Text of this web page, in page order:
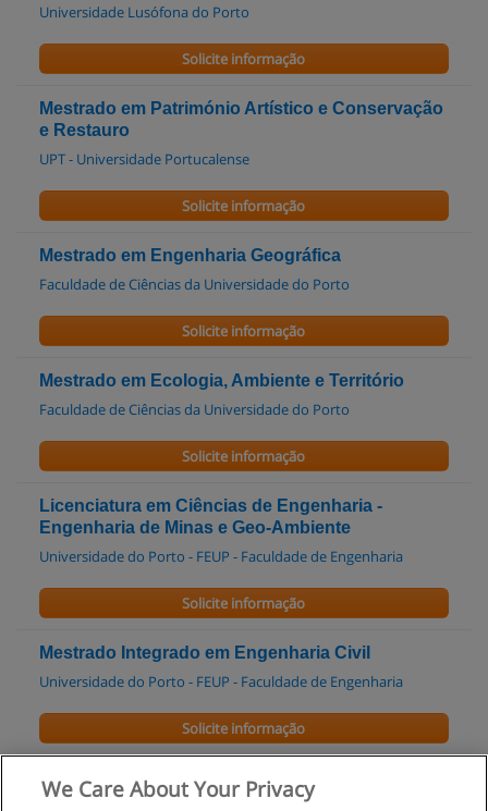
Universidade Lusófona do Porto
Solicite informação
Mestrado em Património Artístico e Conservação
e Restauro
UPT - Universidade Portucalense
Solicite informação
Mestrado em Engenharia Geográfica
Faculdade de Ciências da Universidade do Porto
Solicite informação
Mestrado em Ecologia, Ambiente e Território
Faculdade de Ciências da Universidade do Porto
Solicite informação
Licenciatura em Ciências de Engenharia -
Engenharia de Minas e Geo-Ambiente
Universidade do Porto - FEUP - Faculdade de Engenharia
Solicite informação
Mestrado Integrado em Engenharia Civil
Universidade do Porto - FEUP - Faculdade de Engenharia
Solicite informação
Mestrado Integrado em Engenharia do Ambiente
Universidade do Porto - FEUP - Faculdade de Engenharia
We Care About Your Privacy